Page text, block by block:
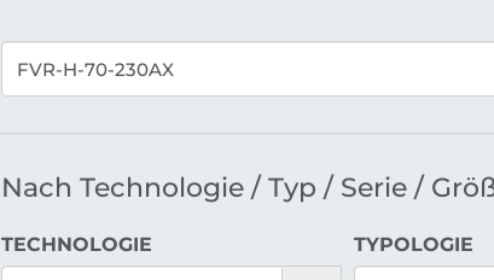
Nach Technologie / Typ / Serie /
TECHNOLOGIE TYPOLOGIE